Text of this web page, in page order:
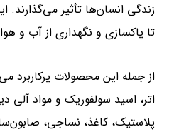
زندگی انسان‌ها تأثیر
تا پاکسازی و نگهداری از آب و
از جمله این محصولات پرکاربرد
اتر، اسید سولفوریک و مواد آلی
پلاستیک، کاغذ، نساجی،